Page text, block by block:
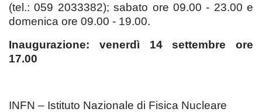
(tel.: 059 2033382); sabato ore 09.00 - 23.00 e
domenica ore 09.00 - 19.00.
Inaugurazione: venerdì 14 settembre ore
17.00
INFN – Istituto Nazionale di Fisica Nucleare